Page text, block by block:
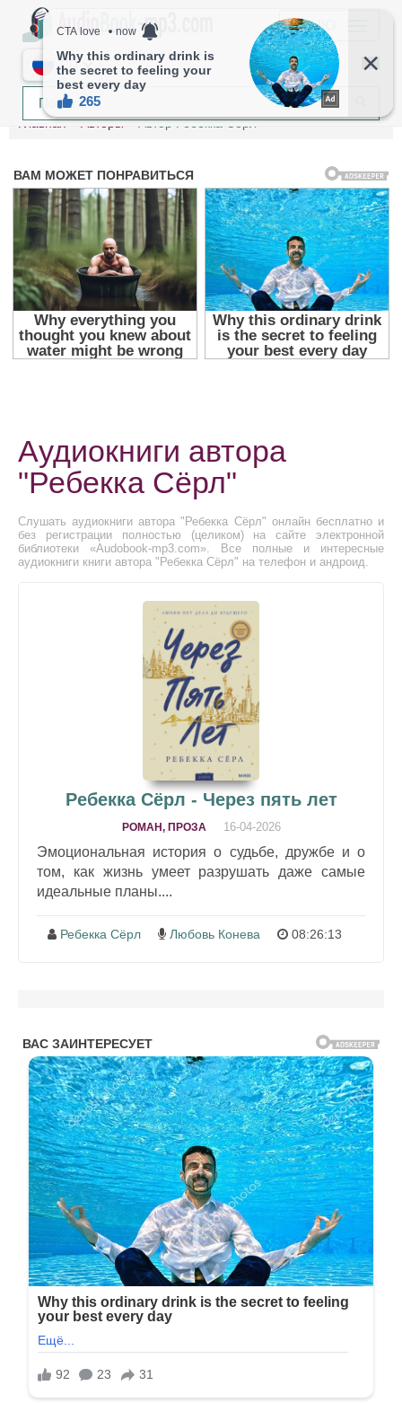
МЕНЮ
RU
Главная Авторы Автор Ребекка Сёрл
Аудиокниги автора
"Ребекка Сёрл"
Слушать аудиокниги автора "Ребекка Сёрл" онлайн бесплатно и
без регистрации полностью (целиком) на сайте электронной
библиотеки «Audobook-mp3.com». Все полные и интересные
аудиокниги книги автора "Ребекка Сёрл" на телефон и андроид.
Ребекка Сёрл - Через пять лет
РОМАН, ПРОЗА 16-04-2026
Эмоциональная история о судьбе, дружбе и о
том, как жизнь умеет разрушать даже самые
идеальные планы....
Ребекка Сёрл Любовь Конева 08:26:13